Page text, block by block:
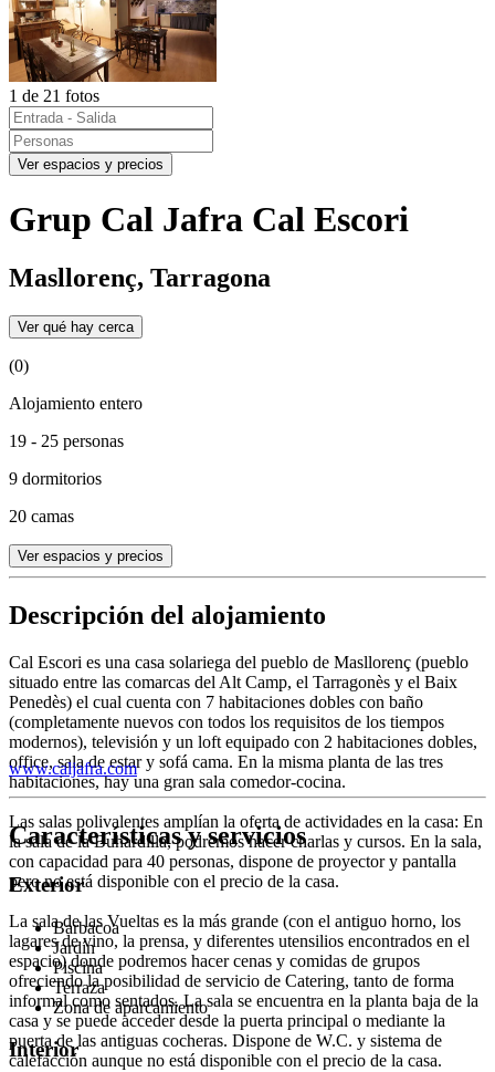
1 de 21 fotos
Ver espacios y precios
Grup Cal Jafra Cal Escori
Masllorenç, Tarragona
Ver qué hay cerca
(0)
Alojamiento entero
19 - 25 personas
9 dormitorios
20 camas
Ver espacios y precios
Descripción del alojamiento
Cal Escori es una casa solariega del pueblo de Masllorenç (pueblo
situado entre las comarcas del Alt Camp, el Tarragonès y el Baix
Penedès) el cual cuenta con 7 habitaciones dobles con baño
(completamente nuevos con todos los requisitos de los tiempos
modernos), televisión y un loft equipado con 2 habitaciones dobles,
office, sala de estar y sofá cama. En la misma planta de las tres
habitaciones, hay una gran sala comedor-cocina.
Las salas polivalentes amplían la oferta de actividades en la casa: En
la sala de la Buhardilla, podremos hacer charlas y cursos. En la sala,
con capacidad para 40 personas, dispone de proyector y pantalla
pero no está disponible con el precio de la casa.
La sala de las Vueltas es la más grande (con el antiguo horno, los
lagares de vino, la prensa, y diferentes utensilios encontrados en el
espacio) donde podremos hacer cenas y comidas de grupos
ofreciendo la posibilidad de servicio de Catering, tanto de forma
informal como sentados. La sala se encuentra en la planta baja de la
casa y se puede acceder desde la puerta principal o mediante la
puerta de las antiguas cocheras. Dispone de W.C. y sistema de
calefacción aunque no está disponible con el precio de la casa.
www.caljafra.com
Características y servicios
Exterior
Barbacoa
Jardín
Piscina
Terraza
Zona de aparcamiento
Interior